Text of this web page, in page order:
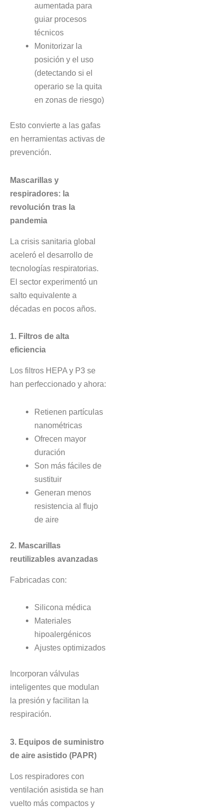
aumentada para
guiar procesos
técnicos
Monitorizar la
posición y el uso
(detectando si el
operario se la quita
en zonas de riesgo)
Esto convierte a las gafas
en herramientas activas de
prevención.
Mascarillas y
respiradores: la
revolución tras la
pandemia
La crisis sanitaria global
aceleró el desarrollo de
tecnologías respiratorias.
El sector experimentó un
salto equivalente a
décadas en pocos años.
1. Filtros de alta
eficiencia
Los filtros HEPA y P3 se
han perfeccionado y ahora:
Retienen partículas
nanométricas
Ofrecen mayor
duración
Son más fáciles de
sustituir
Generan menos
resistencia al flujo
de aire
2. Mascarillas
reutilizables avanzadas
Fabricadas con:
Silicona médica
Materiales
hipoalergénicos
Ajustes optimizados
Incorporan válvulas
inteligentes que modulan
la presión y facilitan la
respiración.
3. Equipos de suministro
de aire asistido (PAPR)
Los respiradores con
ventilación asistida se han
vuelto más compactos y